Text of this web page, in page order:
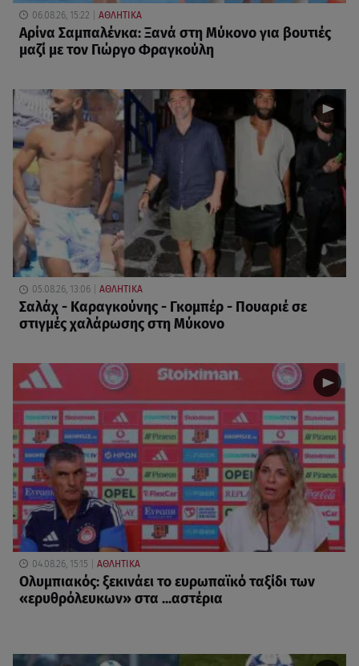
06.08.26, 15:22 ΑΘΛΗΤΙΚΑ
Αρίνα Σαμπαλένκα: Ξανά στη Μύκονο για βουτιές
μαζί με τον Γιώργο Φραγκούλη
05.08.26, 13:06 ΑΘΛΗΤΙΚΑ
Σαλάχ - Καραγκούνης - Γκομπέρ - Πουαριέ σε
στιγμές χαλάρωσης στη Μύκονο
04.08.26, 15:15 ΑΘΛΗΤΙΚΑ
Ολυμπιακός: ξεκινάει το ευρωπαϊκό ταξίδι των
«ερυθρόλευκων» στα ...αστέρια